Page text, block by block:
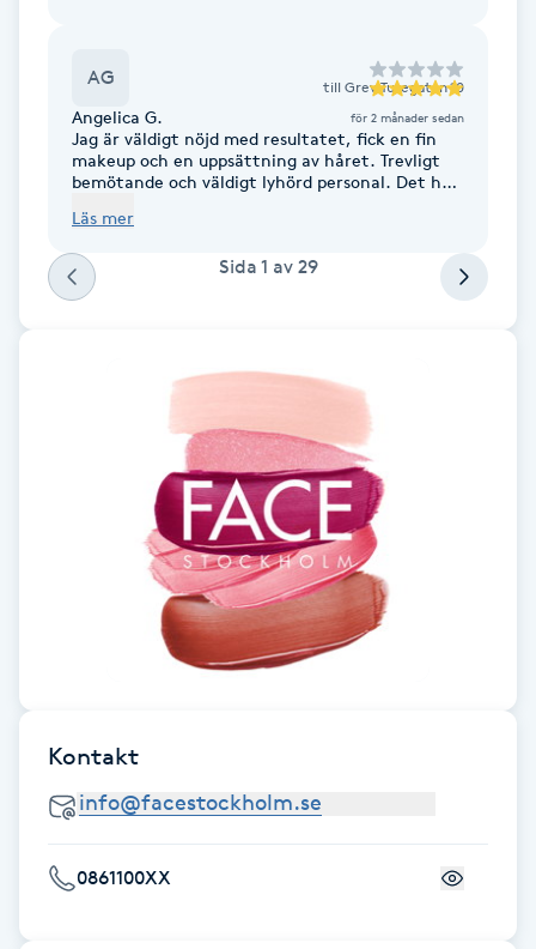
Fransar
Fransborttagning
Fransfärgning
Fransförlängning Megavolym
Fransförlängning Volym
Fransk manikyr
Friskvård
Friskvårdsmassage
Frisör
AG till Grev Turegatan 10
Angelica G. för 2 månader sedan
Jag är väldigt nöjd med resultatet, fick en fin
makeup och en uppsättning av håret. Trevligt
bemötande och väldigt lyhörd personal. Det här
Läs mer
Sida 1 av 29
Kontakt
0861100XX